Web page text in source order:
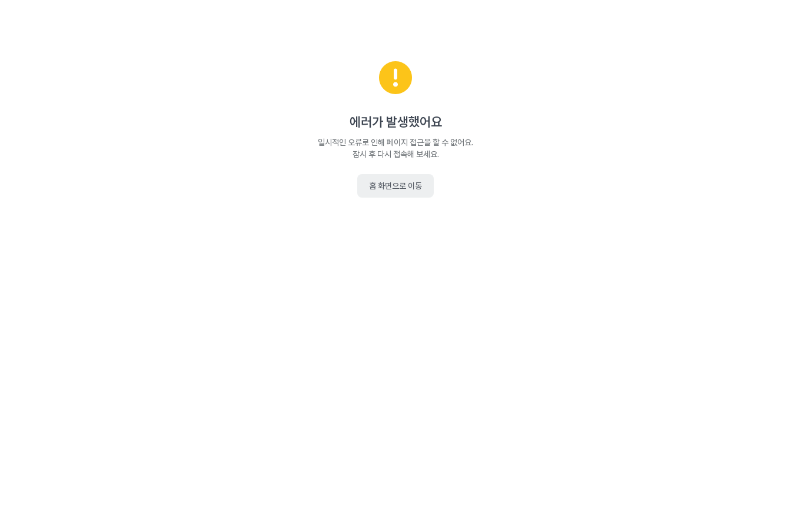
에러가 발생했어요
일시적인 오류로 인해 페이지 접근을 할 수 없어요.
잠시 후 다시 접속해 보세요.
홈 화면으로 이동